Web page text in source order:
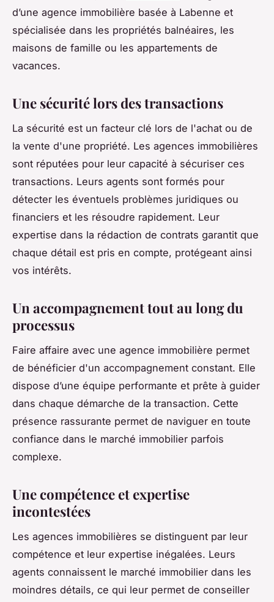
d’une agence immobilière basée à Labenne et
spécialisée dans les propriétés balnéaires, les
maisons de famille ou les appartements de
vacances.
Une sécurité lors des transactions
La sécurité est un facteur clé lors de l'achat ou de
la vente d'une propriété. Les agences immobilières
sont réputées pour leur capacité à sécuriser ces
transactions. Leurs agents sont formés pour
détecter les éventuels problèmes juridiques ou
financiers et les résoudre rapidement. Leur
expertise dans la rédaction de contrats garantit que
chaque détail est pris en compte, protégeant ainsi
vos intérêts.
Un accompagnement tout au long du
processus
Faire affaire avec une agence immobilière permet
de bénéficier d'un accompagnement constant. Elle
dispose d’une équipe performante et prête à guider
dans chaque démarche de la transaction. Cette
présence rassurante permet de naviguer en toute
confiance dans le marché immobilier parfois
complexe.
Une compétence et expertise
incontestées
Les agences immobilières se distinguent par leur
compétence et leur expertise inégalées. Leurs
agents connaissent le marché immobilier dans les
moindres détails, ce qui leur permet de conseiller